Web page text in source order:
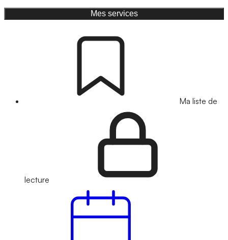
Mes services
Ma liste de
lecture